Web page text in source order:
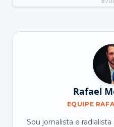
Rafael
EQUIPE
Sou jornalista e